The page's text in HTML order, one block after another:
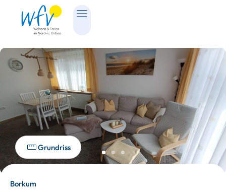
Grundriss
Borkum